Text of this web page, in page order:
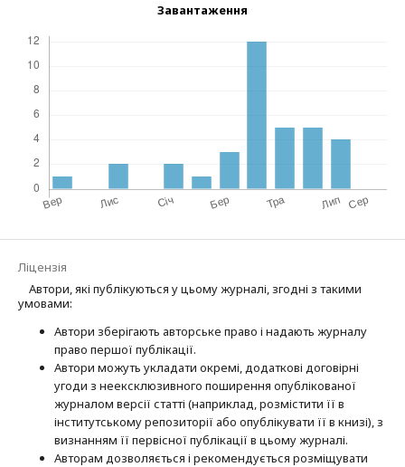
Завантаження
Ліцензія
Автори, які публікуються у цьому журналі, згодні з такими
умовами:
Автори зберігають авторське право і надають журналу
право першої публі­кації.
Автори можуть укладати окремі, додат­кові договірні
угоди з неексклюзив­ного поширення опублікованої
журналом версії статті (наприклад, розмістити її в
інститутському репозиторії або опубліку­вати її в книзі), з
визнанням її первісної публікації в цьому журналі.
Авторам дозволяється і рекомендується розміщувати